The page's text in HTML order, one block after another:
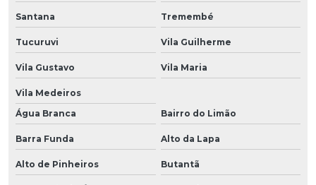
Santana Tremembé
Tucuruvi Vila Guilherme
Vila Gustavo Vila Maria
Vila Medeiros
Água Branca
Bairro do Limão
Barra Funda Alto da Lapa
Alto de Pinheiros Butantã